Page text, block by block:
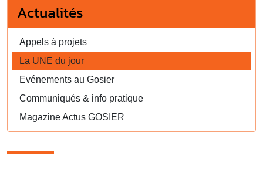
Actualités
Appels à projets
La UNE du jour
Evénements au Gosier
Communiqués & info pratique
Magazine Actus GOSIER